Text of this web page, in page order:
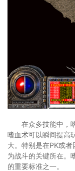
在众多技能中，
嗜血术可以瞬间提高
大。特别是在PK或
为战斗的关键所在。
的重要标准之一。